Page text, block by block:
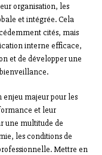
organisation, les
et intégrée. Cela
cités, mais
interne efficace,
et de développer une
enjeu majeur pour les
et leur
une multitude de
les conditions de
Mettre en